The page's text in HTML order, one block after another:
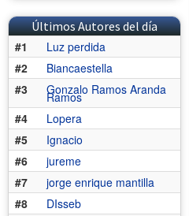
Últimos Autores del día
#1
Luz perdida
#2
Biancaestella
#3
Gonzalo Ramos Aranda
Ramos
#4
Lopera
#5
Ignacio
#6
jureme
#7
jorge enrique mantilla
#8
DIsseb